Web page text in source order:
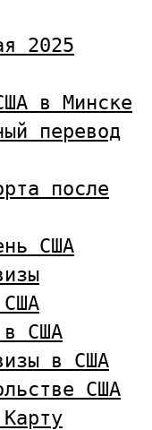
2025
в Минске
перевод
после
США
в США
в США
США